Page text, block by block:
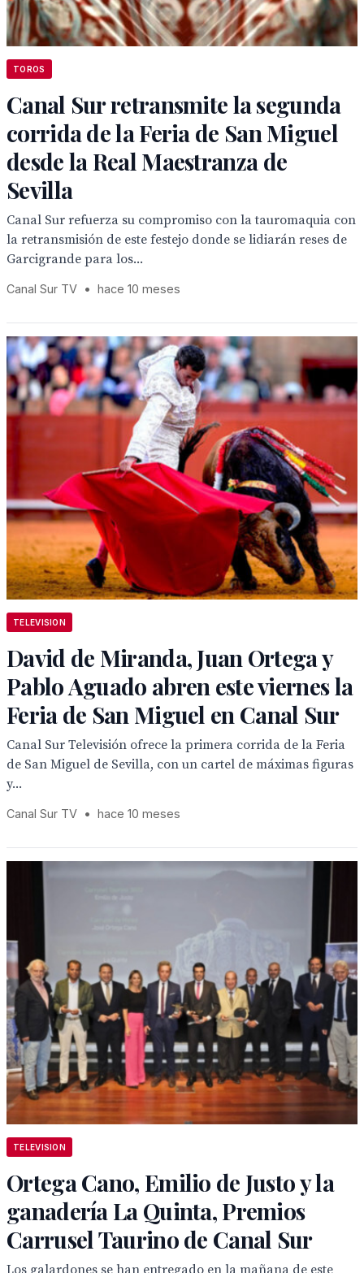
TOROS
Canal Sur retransmite la segunda
corrida de la Feria de San Miguel
desde la Real Maestranza de
Sevilla
Canal Sur refuerza su compromiso con la tauromaquia con
la retransmisión de este festejo donde se lidiarán reses de
Garcigrande para los...
Canal Sur TV • hace 10 meses
TELEVISION
David de Miranda, Juan Ortega y
Pablo Aguado abren este viernes la
Feria de San Miguel en Canal Sur
Canal Sur Televisión ofrece la primera corrida de la Feria
de San Miguel de Sevilla, con un cartel de máximas figuras
y...
Canal Sur TV • hace 10 meses
TELEVISION
Ortega Cano, Emilio de Justo y la
ganadería La Quinta, Premios
Carrusel Taurino de Canal Sur
Los galardones se han entregado en la mañana de este